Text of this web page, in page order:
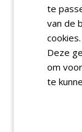
te
van de
cookies.
Deze
om
te